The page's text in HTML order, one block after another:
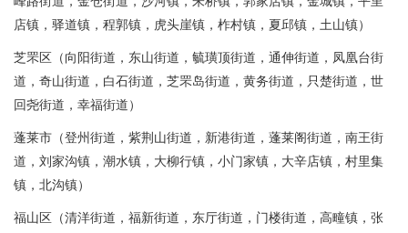
店镇，驿道镇，程郭镇，虎头崖镇，柞村镇，夏邱镇，土山镇）
芝罘区（向阳街道，东山街道，毓璜顶街道，通伸街道，凤凰台街
道，奇山街道，白石街道，芝罘岛街道，黄务街道，只楚街道，世
回尧街道，幸福街道）
蓬莱市（登州街道，紫荆山街道，新港街道，蓬莱阁街道，南王街
道，刘家沟镇，潮水镇，大柳行镇，小门家镇，大辛店镇，村里集
镇，北沟镇）
福山区（清洋街道，福新街道，东厅街道，门楼街道，高疃镇，张